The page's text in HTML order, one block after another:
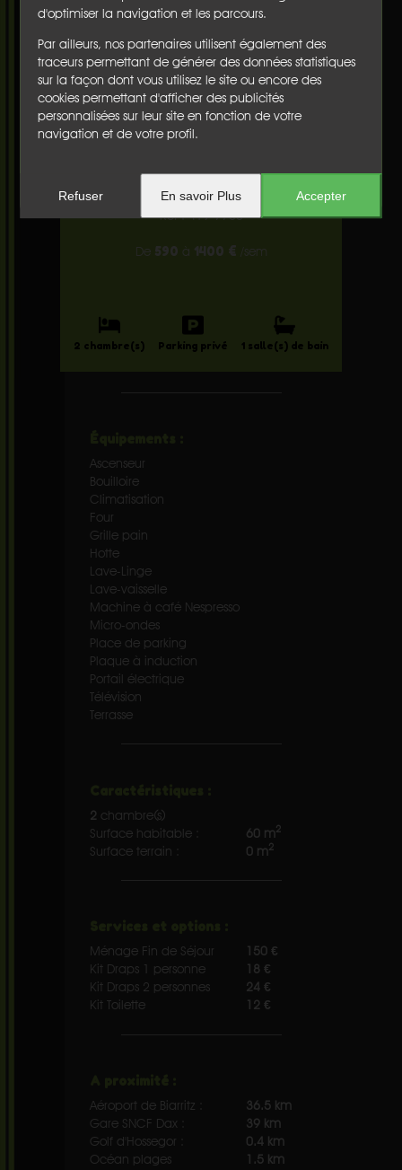
d'optimiser la navigation et les parcours.
Par ailleurs, nos partenaires utilisent également des
traceurs permettant de générer des données statistiques
sur la façon dont vous utilisez le site ou encore des
cookies permettant d'afficher des publicités
personnalisées sur leur site en fonction de votre
navigation et de votre profil.
Refuser En savoir Plus Accepter
1.4 m
Terrasse :
Terrasse avec espace repas, mobilier de jardin, store banne
électrique
Ref : 419-7765
De 590 à 1400 € /sem
2 chambre(s) Parking privé 1 salle(s) de bain
Ascenseur
Bouilloire
Climatisation
Four
Grille pain
Hotte
Lave-Linge
Lave-vaisselle
Machine à café Nespresso
Micro-ondes
Place de parking
Plaque à induction
Portail électrique
Télévision
Terrasse
2 chambre(s)
Surface habitable :
60 m2
Surface terrain : 0 m2
Ménage Fin de Séjour
150 €
Kit Draps 1 personne
18 €
Kit Draps 2 personnes
24 €
Kit Toilette
12 €
Aéroport de Biarritz :
36.5 km
Gare SNCF Dax :
39 km
Golf d'Hossegor :
0.4 km
Océan plages
1.5 km